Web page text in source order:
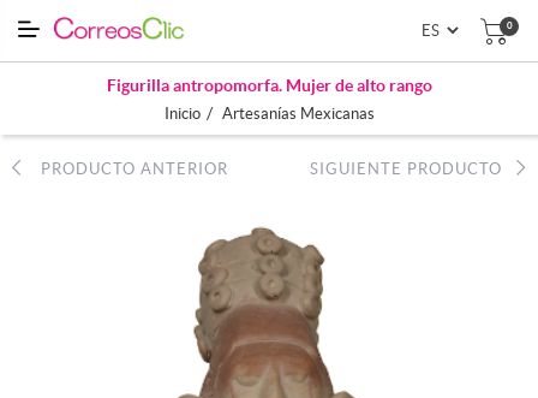
0
Figurilla antropomorfa. Mujer de alto rango
Inicio / Artesanías Mexicanas
PRODUCTO ANTERIOR SIGUIENTE PRODUCTO